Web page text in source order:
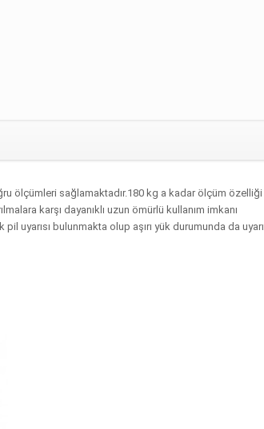
ölçümleri sağlamaktadır.180 kg a kadar ölçüm özelliği
karşı dayanıklı uzun ömürlü kullanım imkanı
uyarısı bulunmakta olup aşırı yük durumunda da uyarı